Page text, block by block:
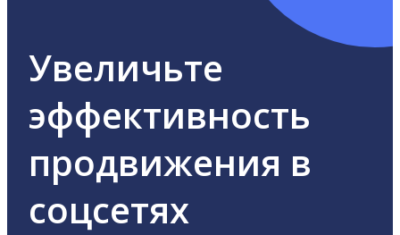
Увеличьте
эффективность
продвижения в
соцсетях